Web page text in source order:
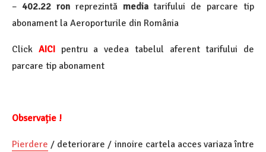
– 402.22 ronreprezintă mediatarifului de parcare tip
abonament la Aeroporturile din România
Click AICI pentru a vedea tabelul aferent tarifului de
parcare tip abonament
Observație !
Pierdere / deteriorare / innoire cartela acces variaza între